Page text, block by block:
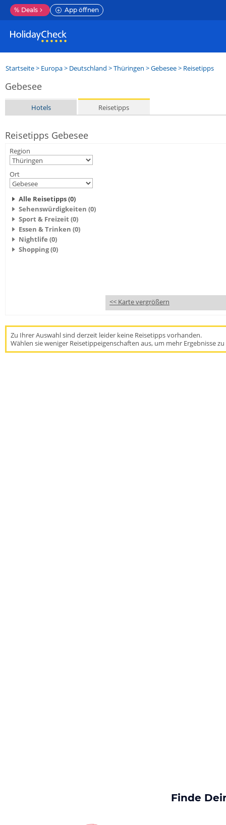
% Deals App öffnen
Startseite> Europa> Deutschland >Thüringen >Gebesee> Reisetipps
Gebesee
Hotels Reisetipps
Reisetipps Gebesee
Region
Ort
Alle Reisetipps (0)
Sehenswürdigkeiten (0)
Sport & Freizeit (0)
Essen & Trinken (0)
Nightlife (0)
Shopping (0)
<< Karte vergrößern
Zu Ihrer Auswahl sind derzeit leider keine Reisetipps vorhanden.
Wählen sie weniger Reisetippeigenschaften aus, um mehr Ergebnisse
Finde